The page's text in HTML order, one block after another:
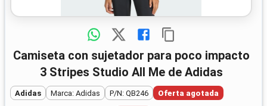
Camiseta con sujetador para poco impacto
3 Stripes Studio All Me de Adidas
Adidas Marca: Adidas P/N: QB246 Oferta agotada